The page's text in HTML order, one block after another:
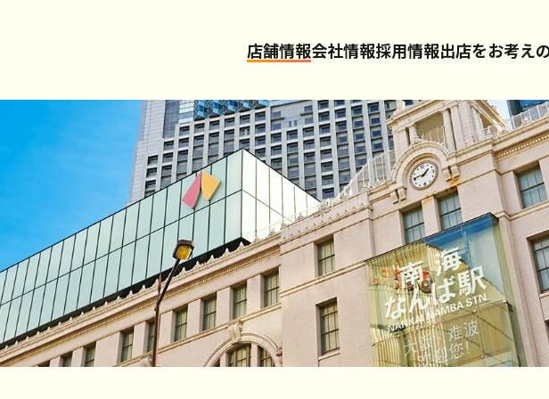
店舗情報会社情報採用情報出店をお考え